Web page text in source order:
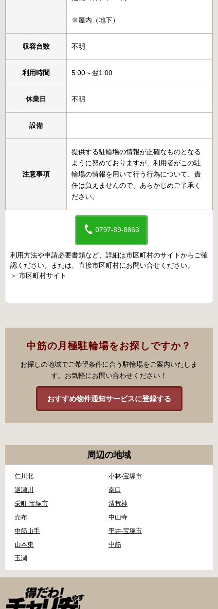
※屋内（地下）
収容台数 不明
利用時間 5:00～翌1:00
休業日 不明
設備
注意事項
提供する駐輪場の情報が正確なものとなる
ように努めておりますが、利用者がこの駐
輪場の情報を用いて行う行為について、責
任は負えませんので、あらかじめご了承く
ださい。
0797-89-8863
利用方法や申請必要書類など、詳細は市区町村のサイトからご確
認ください。または、直接市区町村にお問い合せください。
＞ 市区町村サイト
中筋の月極駐輪場をお探しですか？
お探しの地域でご希望条件に合う駐輪場をご案内いたしま
す。お気軽にお問い合わせください！
おすすめ物件通知サービスに登録する
周辺の地域
仁川北
小林‐宝塚市
逆瀬川
南口
栄町‐宝塚市
清荒神
売布
中山寺
中筋山手
平井‐宝塚市
山本東
中筋
玉瀬